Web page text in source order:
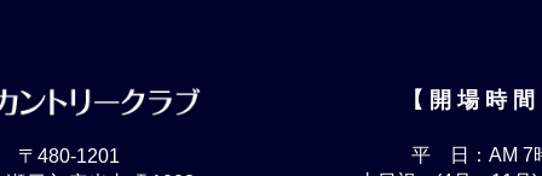
〒480-1201
【 開 場 時 間
平 日：AM 7